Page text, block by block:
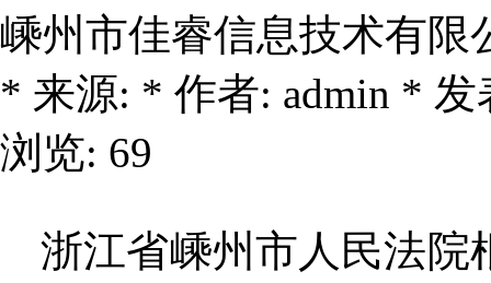
嵊州市佳睿信息技术有限
* 来源: * 作者: admin * 发
浏览: 69
浙江省嵊州市人民法院